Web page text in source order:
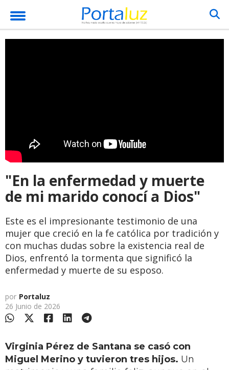
"En la enfermedad y muerte
de mi marido conocí a Dios"
Este es el impresionante testimonio de una
mujer que creció en la fe católica por tradición y
con muchas dudas sobre la existencia real de
Dios, enfrentó la tormenta que significó la
enfermedad y muerte de su esposo.
por Portaluz
26 Junio de 2026
Virginia Pérez de Santana se casó con
Miguel Merino y tuvieron tres hijos. Un